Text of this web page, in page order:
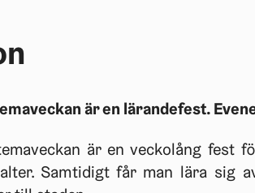
är en lärandefest.
är en veckolång fest
Samtidigt får man lära sig